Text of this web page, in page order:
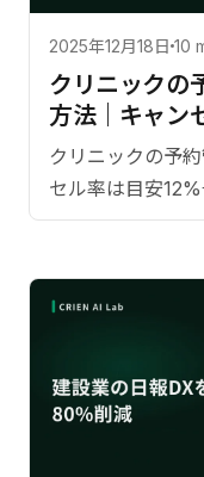
2025年12月18日 10
クリニックの
方法｜キャン
クリニックの予
セル率は目安
程度の削減が見